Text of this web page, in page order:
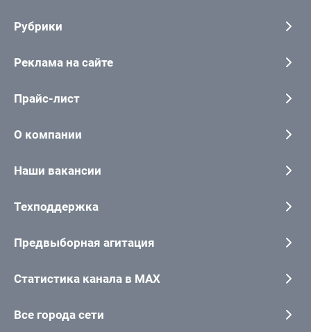
Рубрики
Реклама на сайте
Прайс-лист
О компании
Наши вакансии
Техподдержка
Предвыборная агитация
Статистика канала в MAX
Все города сети